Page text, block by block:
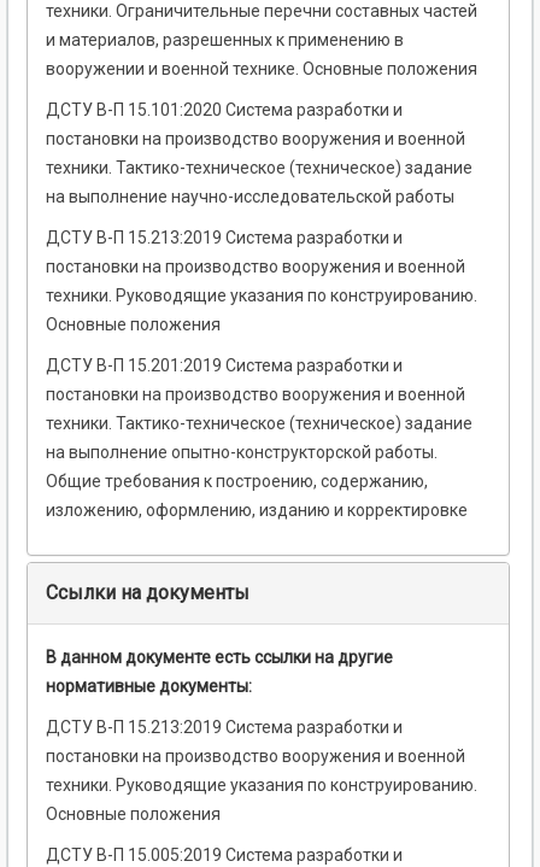
техники. Ограничительные перечни составных частей
и материалов, разрешенных к применению в
вооружении и военной технике. Основные положения
ДСТУ В-П 15.101:2020 Система разработки и
постановки на производство вооружения и военной
техники. Тактико-техническое (техническое) задание
на выполнение научно-исследовательской работы
ДСТУ В-П 15.213:2019 Система разработки и
постановки на производство вооружения и военной
техники. Руководящие указания по конструированию.
Основные положения
ДСТУ В-П 15.201:2019 Система разработки и
постановки на производство вооружения и военной
техники. Тактико-техническое (техническое) задание
на выполнение опытно-конструкторской работы.
Общие требования к построению, содержанию,
изложению, оформлению, изданию и корректировке
Ссылки на документы
В данном документе есть ссылки на другие
нормативные документы:
ДСТУ В-П 15.213:2019 Система разработки и
постановки на производство вооружения и военной
техники. Руководящие указания по конструированию.
Основные положения
ДСТУ В-П 15.005:2019 Система разработки и